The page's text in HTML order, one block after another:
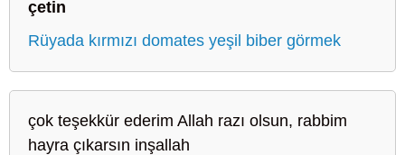
çetin
Rüyada kırmızı domates yeşil biber görmek
çok teşekkür ederim Allah razı olsun, rabbim
hayra çıkarsın inşallah